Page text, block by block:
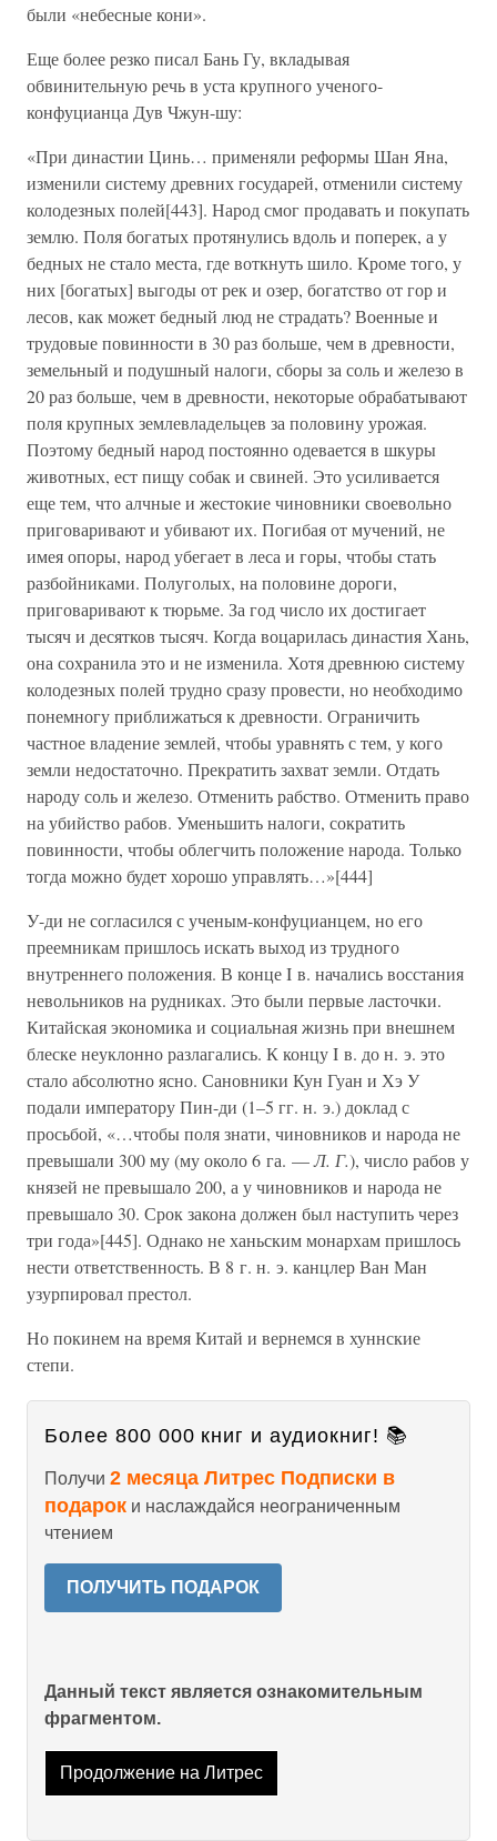
были «небесные кони».
Еще более резко писал Бань Гу, вкладывая
обвинительную речь в уста крупного ученого-
конфуцианца Дув Чжун-шу:
«При династии Цинь… применяли реформы Шан Яна,
изменили систему древних государей, отменили систему
колодезных полей[443]. Народ смог продавать и покупать
землю. Поля богатых протянулись вдоль и поперек, а у
бедных не стало места, где воткнуть шило. Кроме того, у
них [богатых] выгоды от рек и озер, богатство от гор и
лесов, как может бедный люд не страдать? Военные и
трудовые повинности в 30 раз больше, чем в древности,
земельный и подушный налоги, сборы за соль и железо в
20 раз больше, чем в древности, некоторые обрабатывают
поля крупных землевладельцев за половину урожая.
Поэтому бедный народ постоянно одевается в шкуры
животных, ест пищу собак и свиней. Это усиливается
еще тем, что алчные и жестокие чиновники своевольно
приговаривают и убивают их. Погибая от мучений, не
имея опоры, народ убегает в леса и горы, чтобы стать
разбойниками. Полуголых, на половине дороги,
приговаривают к тюрьме. За год число их достигает
тысяч и десятков тысяч. Когда воцарилась династия Хань,
она сохранила это и не изменила. Хотя древнюю систему
колодезных полей трудно сразу провести, но необходимо
понемногу приближаться к древности. Ограничить
частное владение землей, чтобы уравнять с тем, у кого
земли недостаточно. Прекратить захват земли. Отдать
народу соль и железо. Отменить рабство. Отменить право
на убийство рабов. Уменьшить налоги, сократить
повинности, чтобы облегчить положение народа. Только
тогда можно будет хорошо управлять…»[444]
У-ди не согласился с ученым-конфуцианцем, но его
преемникам пришлось искать выход из трудного
внутреннего положения. В конце I в. начались восстания
невольников на рудниках. Это были первые ласточки.
Китайская экономика и социальная жизнь при внешнем
блеске неуклонно разлагались. К концу I в. до н. э. это
стало абсолютно ясно. Сановники Кун Гуан и Хэ У
подали императору Пин-ди (1–5 гг. н. э.) доклад с
просьбой, «…чтобы поля знати, чиновников и народа не
превышали 300 му (му около 6 га. —Л. Г.), число рабов у
князей не превышало 200, а у чиновников и народа не
превышало 30. Срок закона должен был наступить через
три года»[445]. Однако не ханьским монархам пришлось
нести ответственность. В 8 г. н. э. канцлер Ван Ман
узурпировал престол.
Но покинем на время Китай и вернемся в хуннские
степи.
Более 800 000 книг и аудиокниг! 📚
Получи 2 месяца Литрес Подписки в
подарок и наслаждайся неограниченным
чтением
ПОЛУЧИТЬ ПОДАРОК
Данный текст является ознакомительным
фрагментом.
Продолжение на Литрес